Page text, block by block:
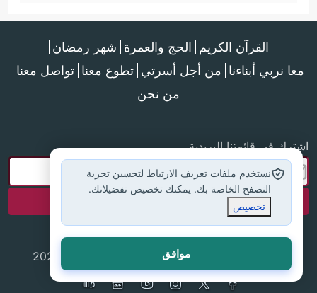
القرآن الكريم الحج والعمرة شهر رمضان
معا نربي أبناءنا من أجل أسرتي تطوع معنا تواصل معنا
من نحن
اشترك في قائمتنا البريدية
جميع الحقوق محفوظة لموقع إسلام أون لاين © 2025
نستخدم ملفات تعريف الارتباط لتحسين تجربة
التصفح الخاصة بك. يمكنك تخصيص تفضيلاتك.
تخصيص
موافق